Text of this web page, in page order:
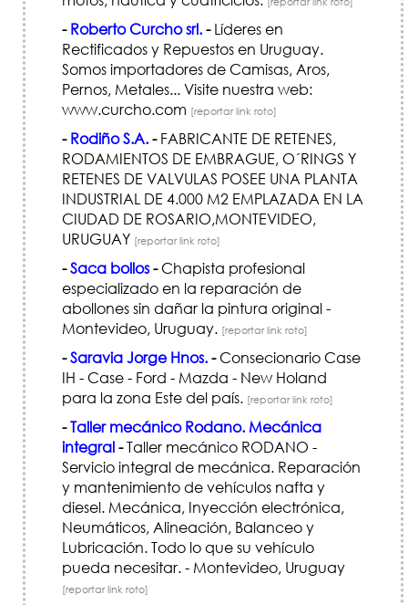
- Roberto Curcho srl.-Líderes en
Rectificados y Repuestos en Uruguay.
Somos importadores de Camisas, Aros,
Pernos, Metales... Visite nuestra web:
www.curcho.com [reportar link roto]
- Rodiño S.A.-FABRICANTE DE RETENES,
RODAMIENTOS DE EMBRAGUE, O´RINGS Y
RETENES DE VALVULAS POSEE UNA PLANTA
INDUSTRIAL DE 4.000 M2 EMPLAZADA EN LA
CIUDAD DE ROSARIO,MONTEVIDEO,
URUGUAY [reportar link roto]
-Saca bollos-Chapista profesional
especializado en la reparación de
abollones sin dañar la pintura original -
Montevideo, Uruguay. [reportar link roto]
-Saravia Jorge Hnos.-Consecionario Case
IH - Case - Ford - Mazda - New Holand
para la zona Este del país. [reportar link roto]
-Taller mecánico Rodano. Mecánica
integral-Taller mecánico RODANO -
Servicio integral de mecánica. Reparación
y mantenimiento de vehículos nafta y
diesel. Mecánica, Inyección electrónica,
Neumáticos, Alineación, Balanceo y
Lubricación. Todo lo que su vehículo
pueda necesitar. - Montevideo, Uruguay
[reportar link roto]